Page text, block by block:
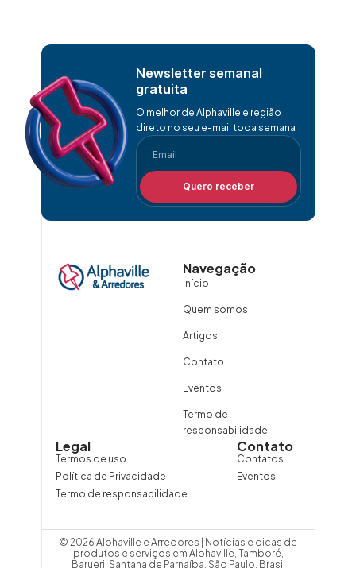
Newsletter semanal
gratuita
O melhor de Alphaville e região
direto no seu e-mail toda semana
Quero receber
Navegação
Início
Quem somos
Artigos
Contato
Eventos
Termo de
responsabilidade
Contato
Contatos
Eventos
Legal
Termos de uso
Política de Privacidade
Termo de responsabilidade
© 2026 Alphaville e Arredores | Notícias e dicas de
produtos e serviços em Alphaville, Tamboré,
Barueri, Santana de Parnaíba, São Paulo, Brasil